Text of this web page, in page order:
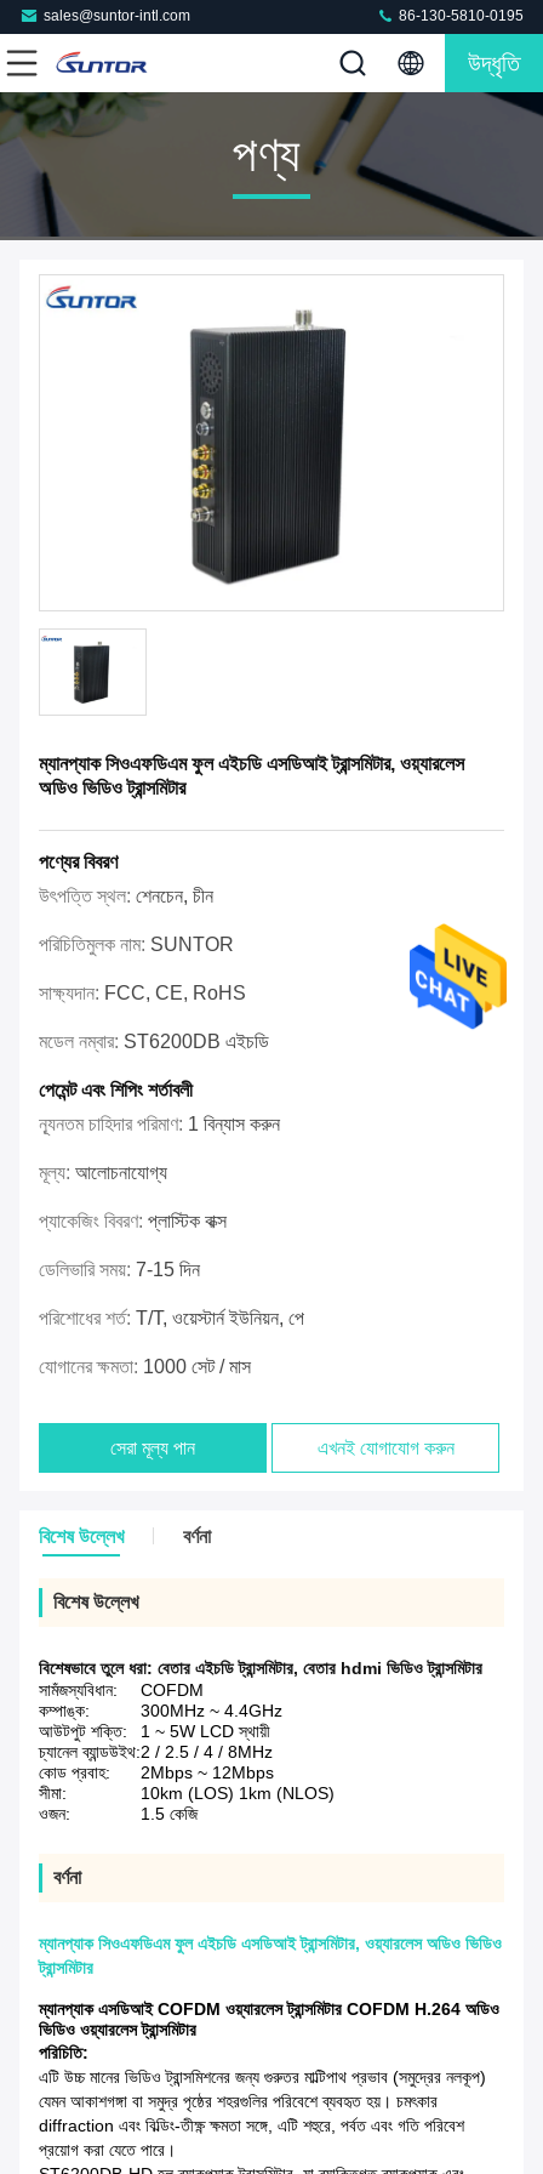
sales@suntor-intl.com 86-130-5810-0195
উদ্ধৃতি
পণ্য
ম্যানপ্যাক সিওএফডিএম ফুল এইচডি এসডিআই ট্রান্সমিটার, ওয়্যারলেস
অডিও ভিডিও ট্রান্সমিটার
পণ্যের বিবরণ
উৎপত্তি স্থল: শেনচেন, চীন
পরিচিতিমুলক নাম: SUNTOR
সাক্ষ্যদান: FCC, CE, RoHS
মডেল নম্বার: ST6200DB এইচডি
পেমেন্ট এবং শিপিং শর্তাবলী
ন্যূনতম চাহিদার পরিমাণ: 1 বিন্যাস করুন
মূল্য: আলোচনাযোগ্য
প্যাকেজিং বিবরণ: প্লাস্টিক বাক্স
ডেলিভারি সময়: 7-15 দিন
পরিশোধের শর্ত: T/T, ওয়েস্টার্ন ইউনিয়ন, পে
যোগানের ক্ষমতা: 1000 সেট / মাস
সেরা মূল্য পান এখনই যোগাযোগ করুন
বিশেষ উল্লেখ বর্ণনা
বিশেষ উল্লেখ
বিশেষভাবে তুলে ধরা: বেতার এইচডি ট্রান্সমিটার, বেতার hdmi ভিডিও ট্রান্সমিটার
সামঁজস্যবিধান:
COFDM
কম্পাঙ্ক:
300MHz ~ 4.4GHz
আউটপুট শক্তি:
1 ~ 5W LCD স্থায়ী
চ্যানেল ব্যান্ডউইথ:2 / 2.5 / 4 / 8MHz
কোড প্রবাহ:
2Mbps ~ 12Mbps
সীমা:
10km (LOS) 1km (NLOS)
ওজন:
1.5 কেজি
বর্ণনা
ম্যানপ্যাক সিওএফডিএম ফুল এইচডি এসডিআই ট্রান্সমিটার, ওয়্যারলেস অডিও ভিডিও
ট্রান্সমিটার
ম্যানপ্যাক এসডিআই COFDM ওয়্যারলেস ট্রান্সমিটার COFDM H.264 অডিও
ভিডিও ওয়্যারলেস ট্রান্সমিটার
পরিচিতি:
এটি উচ্চ মানের ভিডিও ট্রান্সমিশনের জন্য গুরুতর মাল্টিপাথ প্রভাব (সমুদ্রের নলকূপ)
যেমন আকাশগঙ্গা বা সমুদ্র পৃষ্ঠের শহরগুলির পরিবেশে ব্যবহৃত হয়। চমৎকার
diffraction এবং বিল্ডিং-তীক্ষ্ণ ক্ষমতা সঙ্গে, এটি শহুরে, পর্বত এবং গতি পরিবেশ
প্রয়োগ করা যেতে পারে।